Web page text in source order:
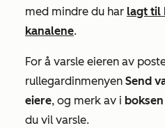
med mindre du har lagt til
kanalene.
For å varsle eieren av
rullegardinmenyen Send
eiere, og merk av i
du vil varsle.